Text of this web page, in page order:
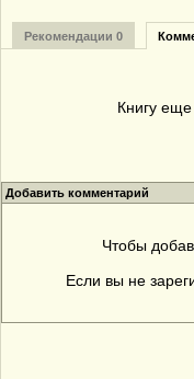
Рекомендации 0
Книгу
Добавить комментарий
Чтобы
Если вы не